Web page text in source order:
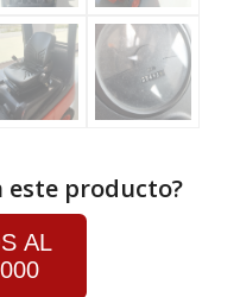
este producto?
AL